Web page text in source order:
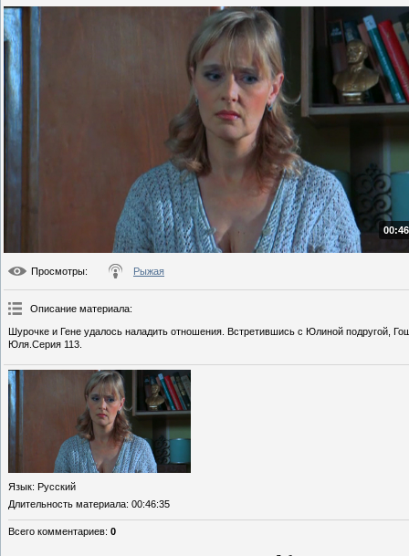
Просмотры: Рыжая
Описание материала:
Шурочке и Гене удалось наладить отношения. Встретившись с Юлиной подругой,
Юля.Серия 113.
Язык: Русский
Длительность материала: 00:46:35
Всего комментариев: 0